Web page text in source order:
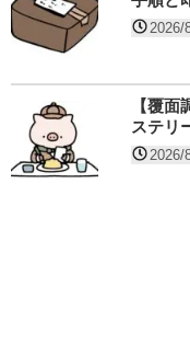
2026/
【覆
ステリ
2026/